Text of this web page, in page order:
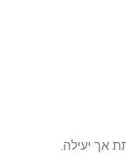
אך יעילה.